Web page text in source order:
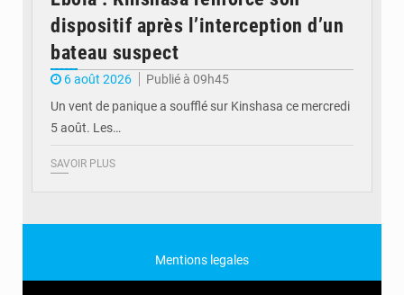
dispositif après l’interception d’un
bateau suspect
6 août 2026
Publié à 09h45
Un vent de panique a soufflé sur Kinshasa ce mercredi
5 août. Les…
SAVOIR PLUS
Mentions legales